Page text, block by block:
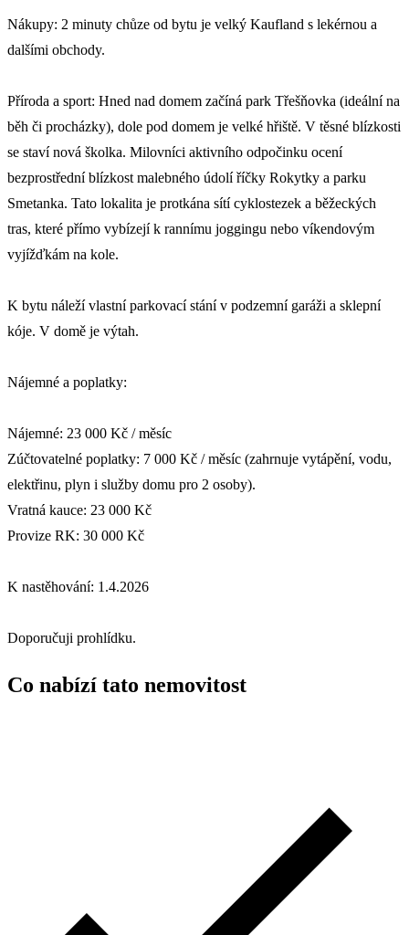
Nákupy: 2 minuty chůze od bytu je velký Kaufland s lekérnou a
dalšími obchody.
Příroda a sport: Hned nad domem začíná park Třešňovka (ideální na
běh či procházky), dole pod domem je velké hřiště. V těsné blízkosti
se staví nová školka. Milovníci aktivního odpočinku ocení
bezprostřední blízkost malebného údolí říčky Rokytky a parku
Smetanka. Tato lokalita je protkána sítí cyklostezek a běžeckých
tras, které přímo vybízejí k rannímu joggingu nebo víkendovým
vyjížďkám na kole.
K bytu náleží vlastní parkovací stání v podzemní garáži a sklepní
kóje. V domě je výtah.
Nájemné a poplatky:
Nájemné: 23 000 Kč / měsíc
Zúčtovatelné poplatky: 7 000 Kč / měsíc (zahrnuje vytápění, vodu,
elektřinu, plyn i služby domu pro 2 osoby).
Vratná kauce: 23 000 Kč
Provize RK: 30 000 Kč
K nastěhování: 1.4.2026
Doporučuji prohlídku.
Co nabízí tato nemovitost